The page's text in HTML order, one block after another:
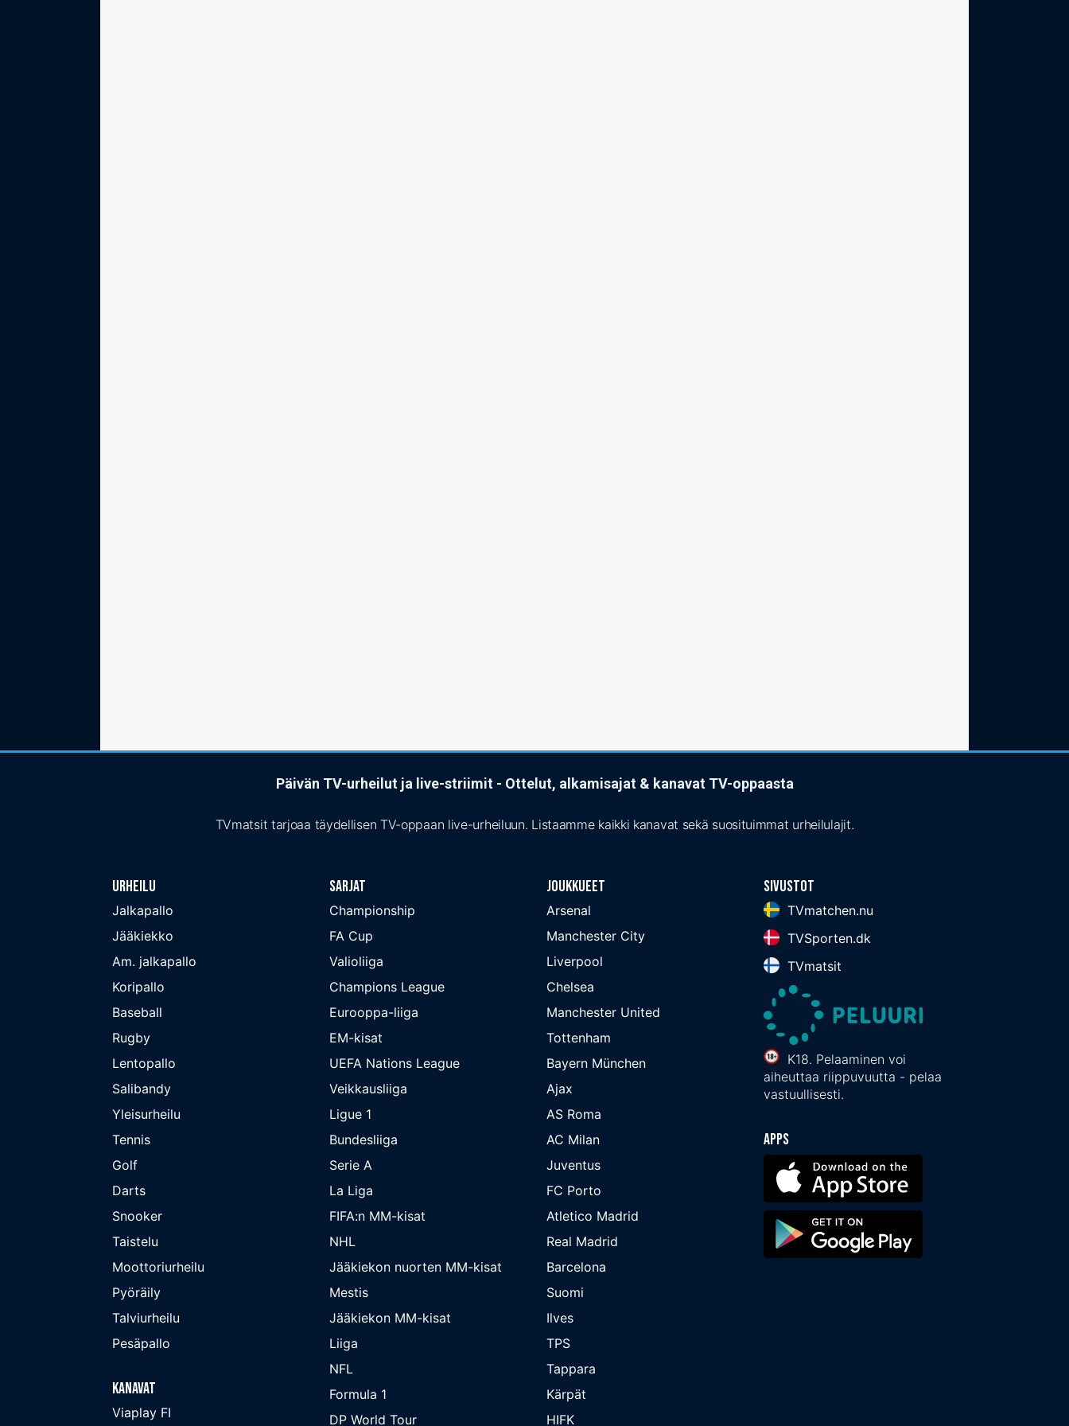
Päivän TV-urheilut ja live-striimit - Ottelut, alkamisajat & kanavat TV-oppaasta
TVmatsit tarjoaa täydellisen TV-oppaan live-urheiluun. Listaamme kaikki kanavat sekä suosituimmat urheilulajit.
Urheilu
Jalkapallo
Jääkiekko
Am. jalkapallo
Koripallo
Baseball
Rugby
Lentopallo
Salibandy
Yleisurheilu
Tennis
Golf
Darts
Snooker
Taistelu
Moottoriurheilu
Pyöräily
Talviurheilu
Pesäpallo
Kanavat
Viaplay FI
Sarjat
Championship
FA Cup
Valioliiga
Champions League
Eurooppa-liiga
EM-kisat
UEFA Nations League
Veikkausliiga
Ligue 1
Bundesliiga
Serie A
La Liga
FIFA:n MM-kisat
NHL
Jääkiekon nuorten MM-kisat
Mestis
Jääkiekon MM-kisat
Liiga
NFL
Formula 1
DP World Tour
Joukkueet
Arsenal
Manchester City
Liverpool
Chelsea
Manchester United
Tottenham
Bayern München
Ajax
AS Roma
AC Milan
Juventus
FC Porto
Atletico Madrid
Real Madrid
Barcelona
Suomi
Ilves
TPS
Tappara
Kärpät
HIFK
Sivustot
TVmatchen.nu
TVSporten.dk
TVmatsit
K18. Pelaaminen voi
aiheuttaa riippuvuutta - pelaa
vastuullisesti.
Apps